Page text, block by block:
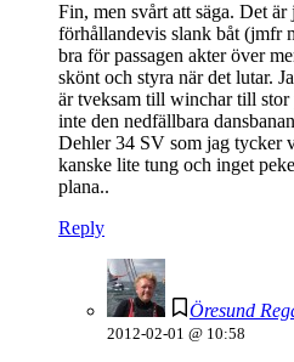
Fin, men svårt att säga. Det
förhållandevis slank båt (jmfr
bra för passagen akter över
skönt och styra när det lutar.
är tveksam till winchar till
inte den nedfällbara
Dehler 34 SV som jag tycker
kanske lite tung och inget
plana..
Reply
Öresund
2012-02-01 @ 10:58